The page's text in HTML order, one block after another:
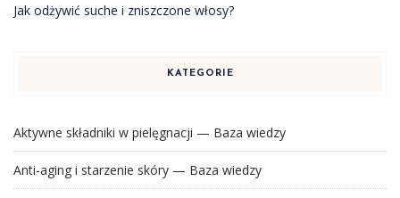
Jak odżywić suche i zniszczone włosy?
KATEGORIE
Aktywne składniki w pielęgnacji — Baza wiedzy
Anti-aging i starzenie skóry — Baza wiedzy